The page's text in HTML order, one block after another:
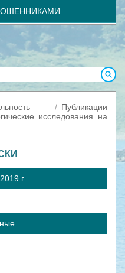
Публикации
исследования на
г.